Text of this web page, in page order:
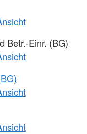
Betr.-Einr. (BG)